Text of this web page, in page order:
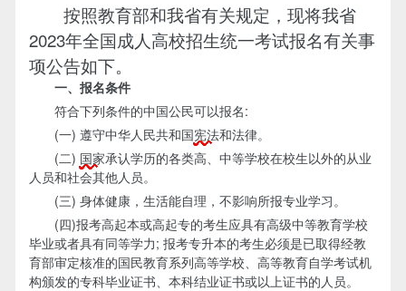
按照教育部和我省有关规定，现将我省
2023年全国成人高校招生统一考试报名有关事
项公告如下。
一、报名条件
符合下列条件的中国公民可以报名:
(一) 遵守中华人民共和国宪法和法律。
(二) 国家承认学历的各类高、中等学校在校生以外的从业
人员和社会其他人员。
(三) 身体健康，生活能自理，不影响所报专业学习。
(四)报考高起本或高起专的考生应具有高级中等教育学校
毕业或者具有同等学力; 报考专升本的考生必须是已取得经教
育部审定核准的国民教育系列高等学校、高等教育自学考试机
构颁发的专科毕业证书、本科结业证书或以上证书的人员。